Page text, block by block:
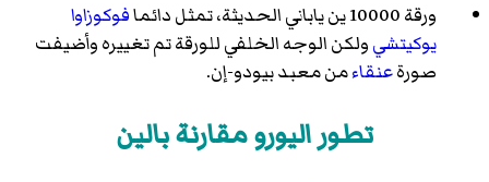
ورقة 10000 ين ياباني الحديثة، تمثل دائما
فوكوزاوا
يوكيتشيولكن الوجه الخلفي للورقة تم تغييره وأضيفت
صورةعنقاءمن معبد بيودو-إن.
تطور اليورو مقارنة بالين